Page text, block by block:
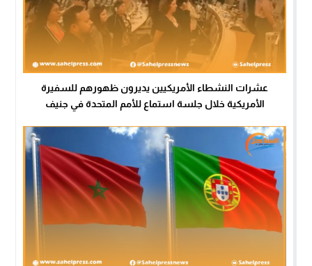
عشرات النشطاء الأمريكيين يديرون ظهورهم للسفيرة
الأمريكية خلال جلسة استماع للأمم المتحدة في جنيف